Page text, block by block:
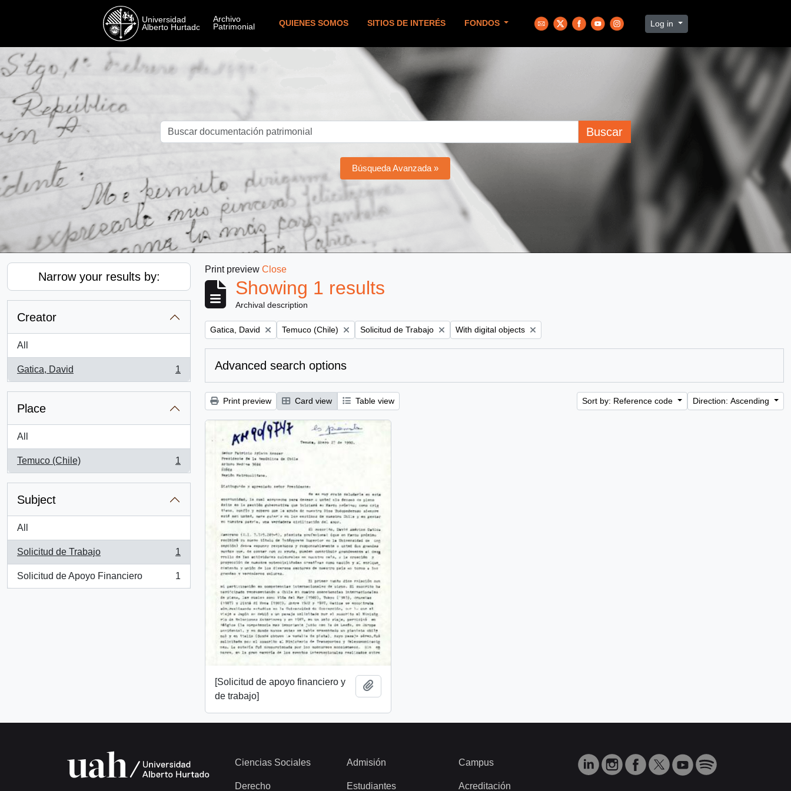
QUIENES SOMOS SITIOS DE INTERÉS FONDOS Log in
Buscar
Búsqueda Avanzada »
Narrow your results by:
Creator
All
Gatica, David
, 1 results
1
Place
All
Temuco (Chile)
, 1 results
1
Subject
All
Solicitud de Trabajo
, 1 results
1
Solicitud de Apoyo Financiero
, 1 results
1
Print preview Close
Showing 1 results
Archival description
Remove filter:
Gatica, David Remove filter:
Temuco (Chile) Remove filter:
Solicitud de Trabajo Remove filter:
With digital objects
Advanced search options
Print preview Card view Table view Sort by: Reference code Direction: Ascending
[Solicitud de apoyo financiero y
de trabajo]
Ciencias Sociales
Derecho
Admisión
Estudiantes
Campus
Acreditación